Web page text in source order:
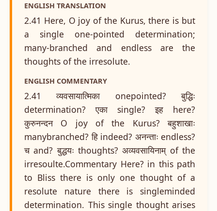
ENGLISH TRANSLATION
2.41 Here, O joy of the Kurus, there is but
a single one-pointed determination;
many-branched and endless are the
thoughts of the irresolute.
ENGLISH COMMENTARY
2.41 व्यवसायात्मिका onepointed? बुद्धिः
determination? एका single? इह here?
कुरुनन्दन O joy of the Kurus? बहुशाखाः
manybranched? हि indeed? अनन्ताः endless?
च and? बुद्धयः thoughts? अव्यवसायिनाम् of the
irresoulte.Commentary Here? in this path
to Bliss there is only one thought of a
resolute nature there is singleminded
determination. This single thought arises